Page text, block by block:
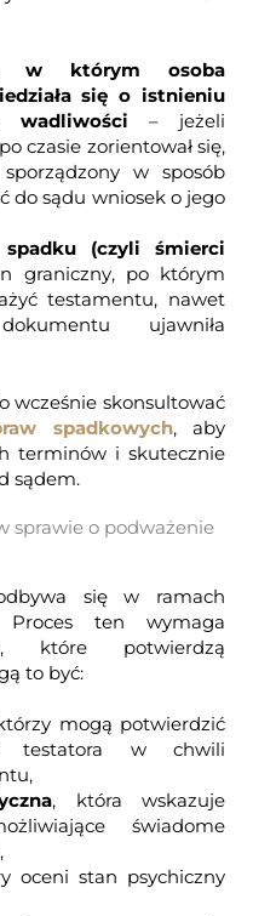
którym osoba
się o istnieniu
– jeżeli
czasie zorientował się,
w sposób
do sądu wniosek o jego
(czyli śmierci
graniczny, po którym
testamentu, nawet
ujawniła
wcześnie skonsultować
spadkowych, aby
terminów i skutecznie
sądem.
sprawie o podważenie
się w ramach
Proces ten wymaga
które potwierdzą
to być:
mogą potwierdzić
testatora w chwili
, która wskazuje
świadome
oceni stan psychiczny